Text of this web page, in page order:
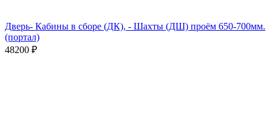
Дверь- Кабины в сборе (ДК), - Шахты (ДШ) проём 650-700мм.
(портал)
48200 ₽